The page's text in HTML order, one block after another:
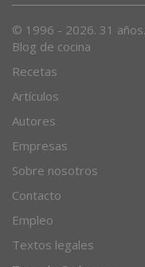
Blog de cocina
Recetas
Artículos
Autores
Empresas
Sobre nosotros
Contacto
Empleo